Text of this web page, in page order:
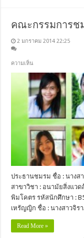
คณะกรรมการช
2 มกราคม 2014 22:25
ความเห็น
ประธานชมรม ชื่อ : นางส
สาขาวิชา : อนามัยสิ่งแว
พิมโคตร รหัสนักศึกษา :
เหรัญญิก ชื่อ : นางสาวจิร
Read More »